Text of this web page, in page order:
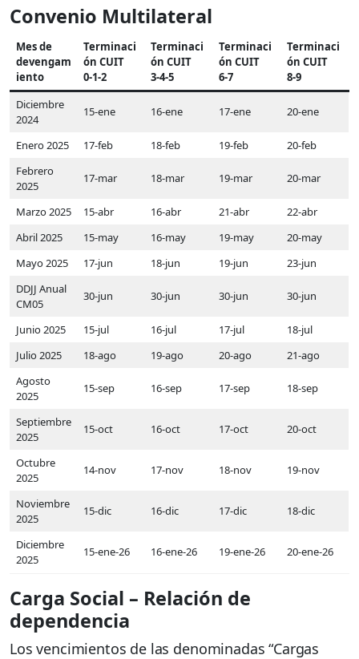
Convenio Multilateral
Mes de
devengam
iento
Terminaci
ón CUIT
0-1-2
Terminaci
ón CUIT
3-4-5
Terminaci
ón CUIT
6-7
Terminaci
ón CUIT
8-9
Diciembre
2024
15-ene 16-ene 17-ene 20-ene
Enero 2025 17-feb 18-feb 19-feb
20-feb
Febrero
2025
17-mar 18-mar 19-mar 20-mar
Marzo 2025 15-abr 16-abr 21-abr
22-abr
Abril 2025
15-may 16-may 19-may
20-may
Mayo 2025
17-jun 18-jun 19-jun
23-jun
DDJJ Anual
CM05
30-jun 30-jun 30-jun 30-jun
Junio 2025 15-jul 16-jul 17-jul
18-jul
Julio 2025
18-ago 19-ago 20-ago
21-ago
Agosto
2025
15-sep 16-sep 17-sep 18-sep
Septiembre
2025
15-oct 16-oct 17-oct 20-oct
Octubre
2025
14-nov 17-nov 18-nov 19-nov
Noviembre
2025
15-dic 16-dic 17-dic 18-dic
Diciembre
2025
15-ene-26 16-ene-26 19-ene-26 20-ene-26
Carga Social – Relación de
dependencia
Los vencimientos de las denominadas “Cargas